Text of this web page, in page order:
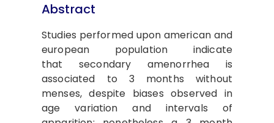
Abstract
Studies performed upon american and
european population indicate
that secondary amenorrhea is
associated to 3 months without
menses, despite biases observed in
age variation and intervals of